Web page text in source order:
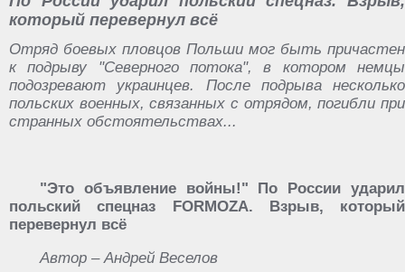
который перевернул всё
Отряд боевых пловцов Польши мог быть причастен
к подрыву "Северного потока", в котором немцы
подозревают украинцев. После подрыва несколько
польских военных, связанных с отрядом, погибли при
странных обстоятельствах...
"Это объявление войны!" По России ударил
польский спецназ FORMOZA. Взрыв, который
перевернул всё
Автор – Андрей Веселов